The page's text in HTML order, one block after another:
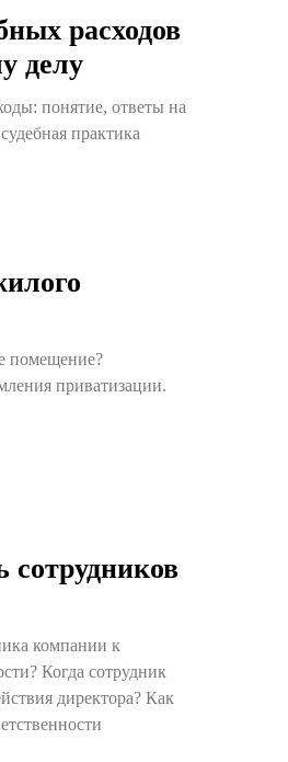
расходов
делу
понятие, ответы на
практика
помещение?
приватизации.
сотрудников
компании к
Когда сотрудник
директора? Как